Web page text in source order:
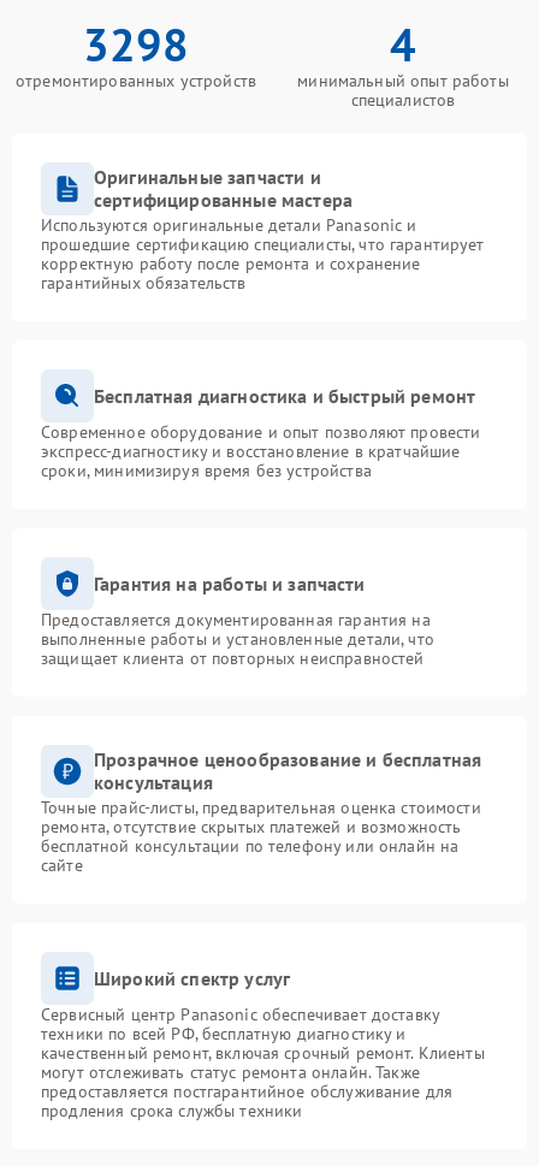
3298
отремонтированных устройств
4
минимальный опыт работы
специалистов
Оригинальные запчасти и
сертифицированные мастера
Используются оригинальные детали Panasonic и
прошедшие сертификацию специалисты, что гарантирует
корректную работу после ремонта и сохранение
гарантийных обязательств
Бесплатная диагностика и быстрый ремонт
Современное оборудование и опыт позволяют провести
экспресс-диагностику и восстановление в кратчайшие
сроки, минимизируя время без устройства
Гарантия на работы и запчасти
Предоставляется документированная гарантия на
выполненные работы и установленные детали, что
защищает клиента от повторных неисправностей
Прозрачное ценообразование и бесплатная
консультация
Точные прайс-листы, предварительная оценка стоимости
ремонта, отсутствие скрытых платежей и возможность
бесплатной консультации по телефону или онлайн на
сайте
Широкий спектр услуг
Сервисный центр Panasonic обеспечивает доставку
техники по всей РФ, бесплатную диагностику и
качественный ремонт, включая срочный ремонт. Клиенты
могут отслеживать статус ремонта онлайн. Также
предоставляется постгарантийное обслуживание для
продления срока службы техники